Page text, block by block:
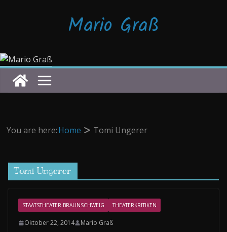
Mario Graß
You are here:Home Tomi Ungerer
Tomi Ungerer
STAATSTHEATER BRAUNSCHWEIG THEATERKRITIKEN
Oktober 22, 2014 Mario Graß